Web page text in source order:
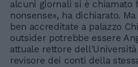
alcuni giornali si è chiamato
nonsense», ha dichiarato.
ben accreditate a palazzo
outsider potrebbe essere
attuale rettore
revisore dei conti della